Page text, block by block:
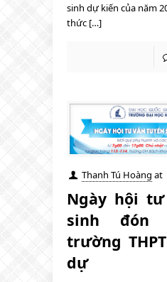
sinh dự kiến của năm
thức […]
Thanh Tú Hoàng at
Ngày hội
sinh ​đón
trường
dự